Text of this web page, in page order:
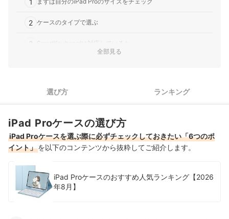
2 ケースのタイプで選ぶ
3 SmartKeyboardに対応しているか
6 Apple Pencilを使うなら、ペンホルダー付きがおすすめ！
iPad Pro 12.9インチのケース全40商品おすすめ人気ランキング
iPad Pro 12.9インチのケースの売れ筋ランキングもチェック！
全部見る
選び方 ランキング
iPad Proケースの選び方
iPad Proケースを選ぶ際に必ずチェックしておきたい「6つのポ
イント」を以下のコンテンツから抜粋してご紹介します。
iPad Proケースのおすすめ人気ランキング【2026
年8月】